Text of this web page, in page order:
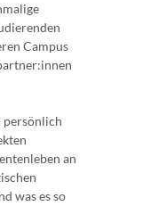
Campus
persönlich
an
was es so